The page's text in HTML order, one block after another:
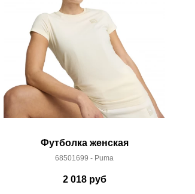
Футболка женская
68501699 - Puma
2 018руб